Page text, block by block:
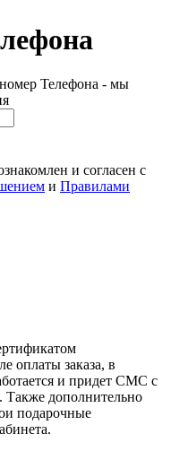
номер Телефона - мы
и согласен с
и Правилами
оплаты заказа, в
и придет СМС с
Также дополнительно
подарочные